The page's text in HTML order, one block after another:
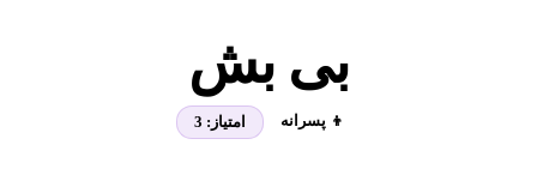
بی بش
👦 پسرانه امتیاز: 3